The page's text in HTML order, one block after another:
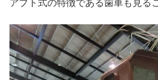
アプト式の特徴である歯車も見る